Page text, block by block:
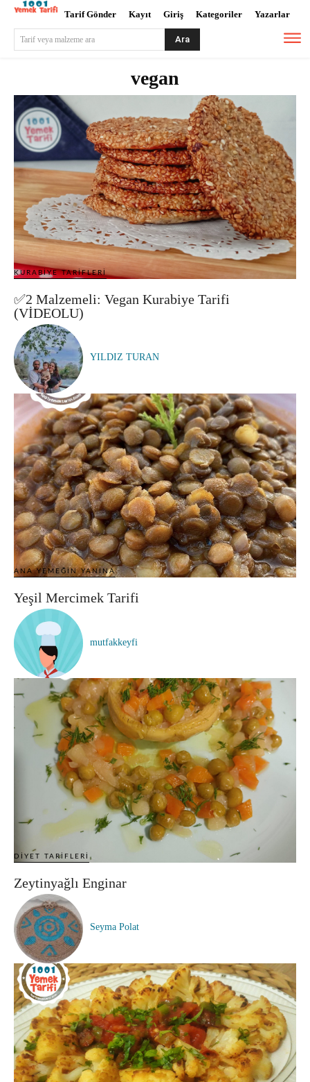
Tarif Gönder Kayıt Giriş Kategoriler Yazarlar
Tarif veya malzeme ara Ara
vegan
KURABIYE TARIFLERI
✅2 Malzemeli: Vegan Kurabiye Tarifi
(VİDEOLU)
YILDIZ TURAN
ANA YEMEĞIN YANINA
Yeşil Mercimek Tarifi
mutfakkeyfi
DIYET TARIFLERI
Zeytinyağlı Enginar
Seyma Polat